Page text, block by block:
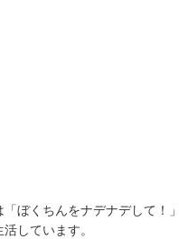
ぼくちんをナデナデして！
しています。